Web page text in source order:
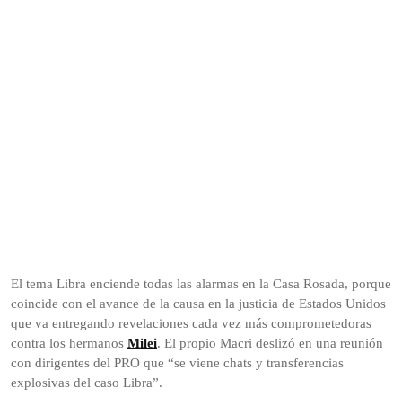
El tema Libra enciende todas las alarmas en la Casa Rosada, porque
coincide con el avance de la causa en la justicia de Estados Unidos
que va entregando revelaciones cada vez más comprometedoras
contra los hermanos Milei. El propio Macri deslizó en una reunión
con dirigentes del PRO que “se viene chats y transferencias
explosivas del caso Libra”.